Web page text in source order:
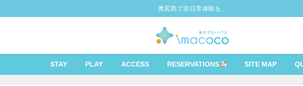
奥尻島で非日常体験を。
STAY PLAY ACCESS RESERVATIONS SITE MAP